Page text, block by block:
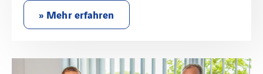
» Mehr erfahren